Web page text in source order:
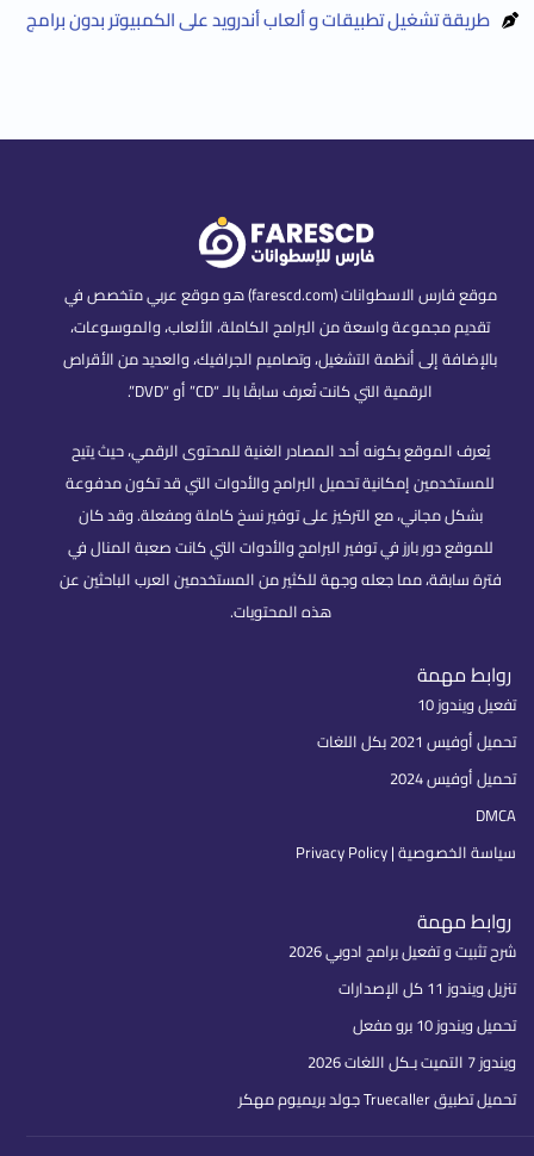
طريقة تشغيل تطبيقات و ألعاب أندرويد على الكمبيوتر بدون برامج
موقع فارس الاسطوانات (farescd.com) هو موقع عربي متخصص في
تقديم مجموعة واسعة من البرامج الكاملة، الألعاب، والموسوعات،
بالإضافة إلى أنظمة التشغيل، وتصاميم الجرافيك، والعديد من الأقراص
الرقمية التي كانت تُعرف سابقًا بالـ “CD” أو “DVD”.
يُعرف الموقع بكونه أحد المصادر الغنية للمحتوى الرقمي، حيث يتيح
للمستخدمين إمكانية تحميل البرامج والأدوات التي قد تكون مدفوعة
بشكل مجاني، مع التركيز على توفير نسخ كاملة ومفعلة. وقد كان
للموقع دور بارز في توفير البرامج والأدوات التي كانت صعبة المنال في
فترة سابقة، مما جعله وجهة للكثير من المستخدمين العرب الباحثين عن
هذه المحتويات.
روابط مهمة
تفعيل ويندوز 10
تحميل أوفيس 2021 بكل اللغات
تحميل أوفيس 2024
DMCA
سياسة الخصوصية | Privacy Policy
روابط مهمة
شرح تثبيت و تفعيل برامج ادوبي 2026
تنزيل ويندوز 11 كل الإصدارات
تحميل ويندوز 10 برو مفعل
ويندوز 7 التميت بـكل اللغات 2026
تحميل تطبيق Truecaller جولد بريميوم مهكر